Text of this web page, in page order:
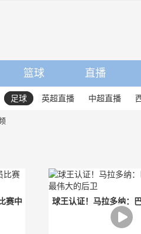
篮球 直播
足球 英超直播 中超直播
赛中
球王认证！马拉多纳：
伟大的后